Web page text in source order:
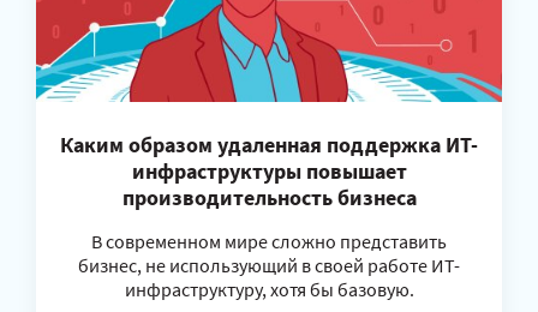
Каким образом удаленная поддержка ИТ-
инфраструктуры повышает
производительность бизнеса
В современном мире сложно представить
бизнес, не использующий в своей работе ИТ-
инфраструктуру, хотя бы базовую.